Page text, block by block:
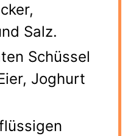
Salz.
Schüssel
Joghurt